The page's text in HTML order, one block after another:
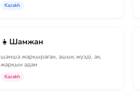
Kazakh
👧 Шамжан
шамша жарқыраған, ашық жүзді, ақ
жарқын адам
Kazakh